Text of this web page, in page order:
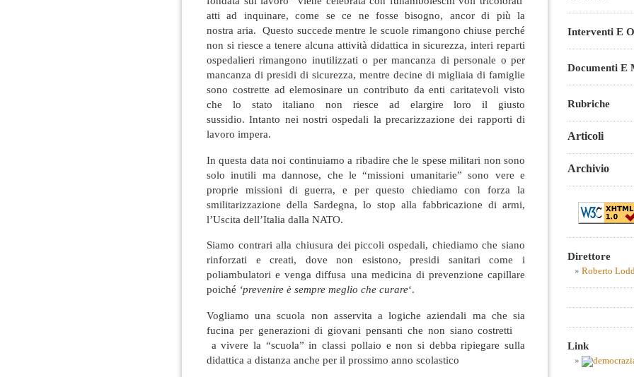
atti ad inquinare, come se ce ne fosse bisogno, ancor di più la
nostra aria. Questo succede mentre le scuole rimangono chiuse perché
non si riesce a tenere alcuna attività didattica in sicurezza, interi reparti
ospedalieri rimangono inutilizzati o per mancanza di personale o per
mancanza di presidi di sicurezza, mentre decine di migliaia di famiglie
sono costrette ad elemosinare un contributo da enti caritatevoli visto
che lo stato italiano non riesce ad elargire loro il giusto
sussidio. Intanto nei nostri ospedali la precarizzazione dei rapporti di
lavoro impera.
In questa data noi continuiamo a ribadire che le spese militari non sono
solo inutili ma dannose, che le “missioni umanitarie” sono vere e
proprie missioni di guerra, e per questo chiediamo con forza la
smilitarizzazione della Sardegna, lo stop alla fabbricazione di armi,
l’Uscita dell’Italia dalla NATO.
Siamo contrari alla chiusura dei piccoli ospedali, chiediamo che siano
rinforzati e creati, dove non esistono, presidi sanitari come i
poliambulatori e venga diffusa una medicina di prevenzione capillare
poiché ‘prevenire è sempre meglio che curare‘.
Vogliamo una scuola non asservita a logiche aziendali ma che sia
fucina per generazioni di giovani pensanti che non siano costretti
a vivere la “scuola” in classi pollaio e non si debba ripiegare sulla
didattica a distanza anche per il prossimo anno scolastico
Interventi E
Documenti E
Rubriche
Articoli
Archivio
Direttore
Roberto
Link